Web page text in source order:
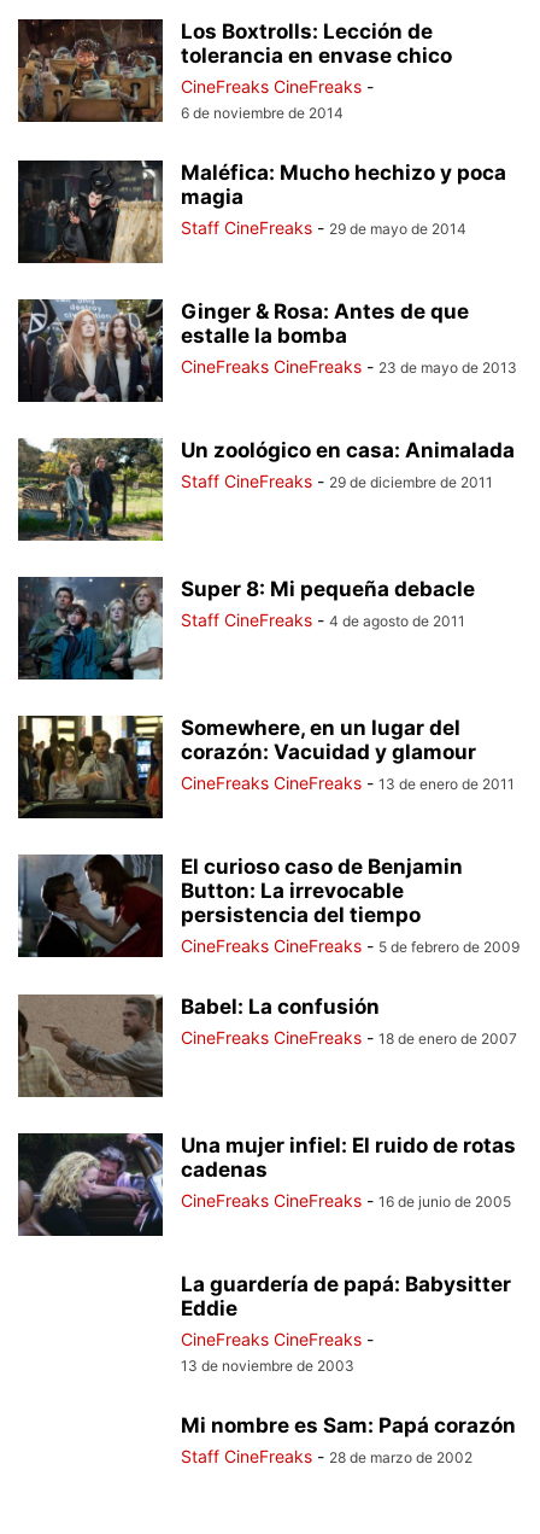
Los Boxtrolls: Lección de
tolerancia en envase chico
CineFreaks CineFreaks -
6 de noviembre de 2014
Maléfica: Mucho hechizo y poca
magia
Staff CineFreaks - 29 de mayo de 2014
Ginger & Rosa: Antes de que
estalle la bomba
CineFreaks CineFreaks - 23 de mayo de 2013
Un zoológico en casa: Animalada
Staff CineFreaks - 29 de diciembre de 2011
Super 8: Mi pequeña debacle
Staff CineFreaks - 4 de agosto de 2011
Somewhere, en un lugar del
corazón: Vacuidad y glamour
CineFreaks CineFreaks - 13 de enero de 2011
El curioso caso de Benjamin
Button: La irrevocable
persistencia del tiempo
CineFreaks CineFreaks - 5 de febrero de 2009
Babel: La confusión
CineFreaks CineFreaks - 18 de enero de 2007
Una mujer infiel: El ruido de rotas
cadenas
CineFreaks CineFreaks - 16 de junio de 2005
La guardería de papá: Babysitter
Eddie
CineFreaks CineFreaks -
13 de noviembre de 2003
Mi nombre es Sam: Papá corazón
Staff CineFreaks - 28 de marzo de 2002